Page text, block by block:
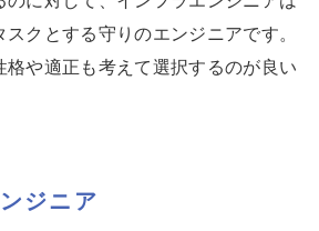
クとする守りのエンジニアです。
格や適正も考えて選択するのが良い
ジニア